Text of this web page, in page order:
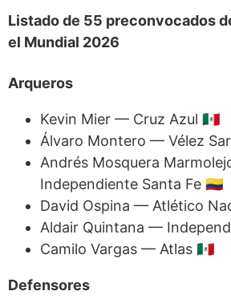
Listado de 55 preconvocados
el Mundial 2026
Arqueros
Kevin Mier — Cruz Azul 🇲🇽
Álvaro Montero — Vélez
Andrés Mosquera
Independiente Santa Fe 🇨🇴
David Ospina — Atlético
Aldair Quintana —
Camilo Vargas — Atlas 🇲🇽
Defensores